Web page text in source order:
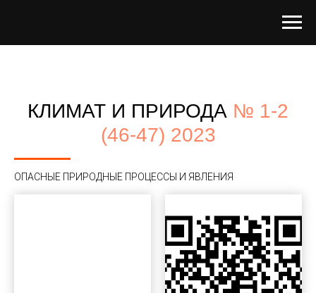
КЛИМАТ И ПРИРОДА № 1-2
(46-47) 2023
ОПАСНЫЕ ПРИРОДНЫЕ ПРОЦЕССЫ И ЯВЛЕНИЯ